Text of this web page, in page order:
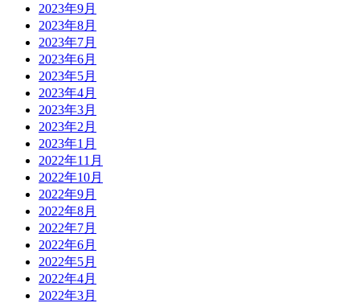
2023年9月
2023年8月
2023年7月
2023年6月
2023年5月
2023年4月
2023年3月
2023年2月
2023年1月
2022年11月
2022年10月
2022年9月
2022年8月
2022年7月
2022年6月
2022年5月
2022年4月
2022年3月